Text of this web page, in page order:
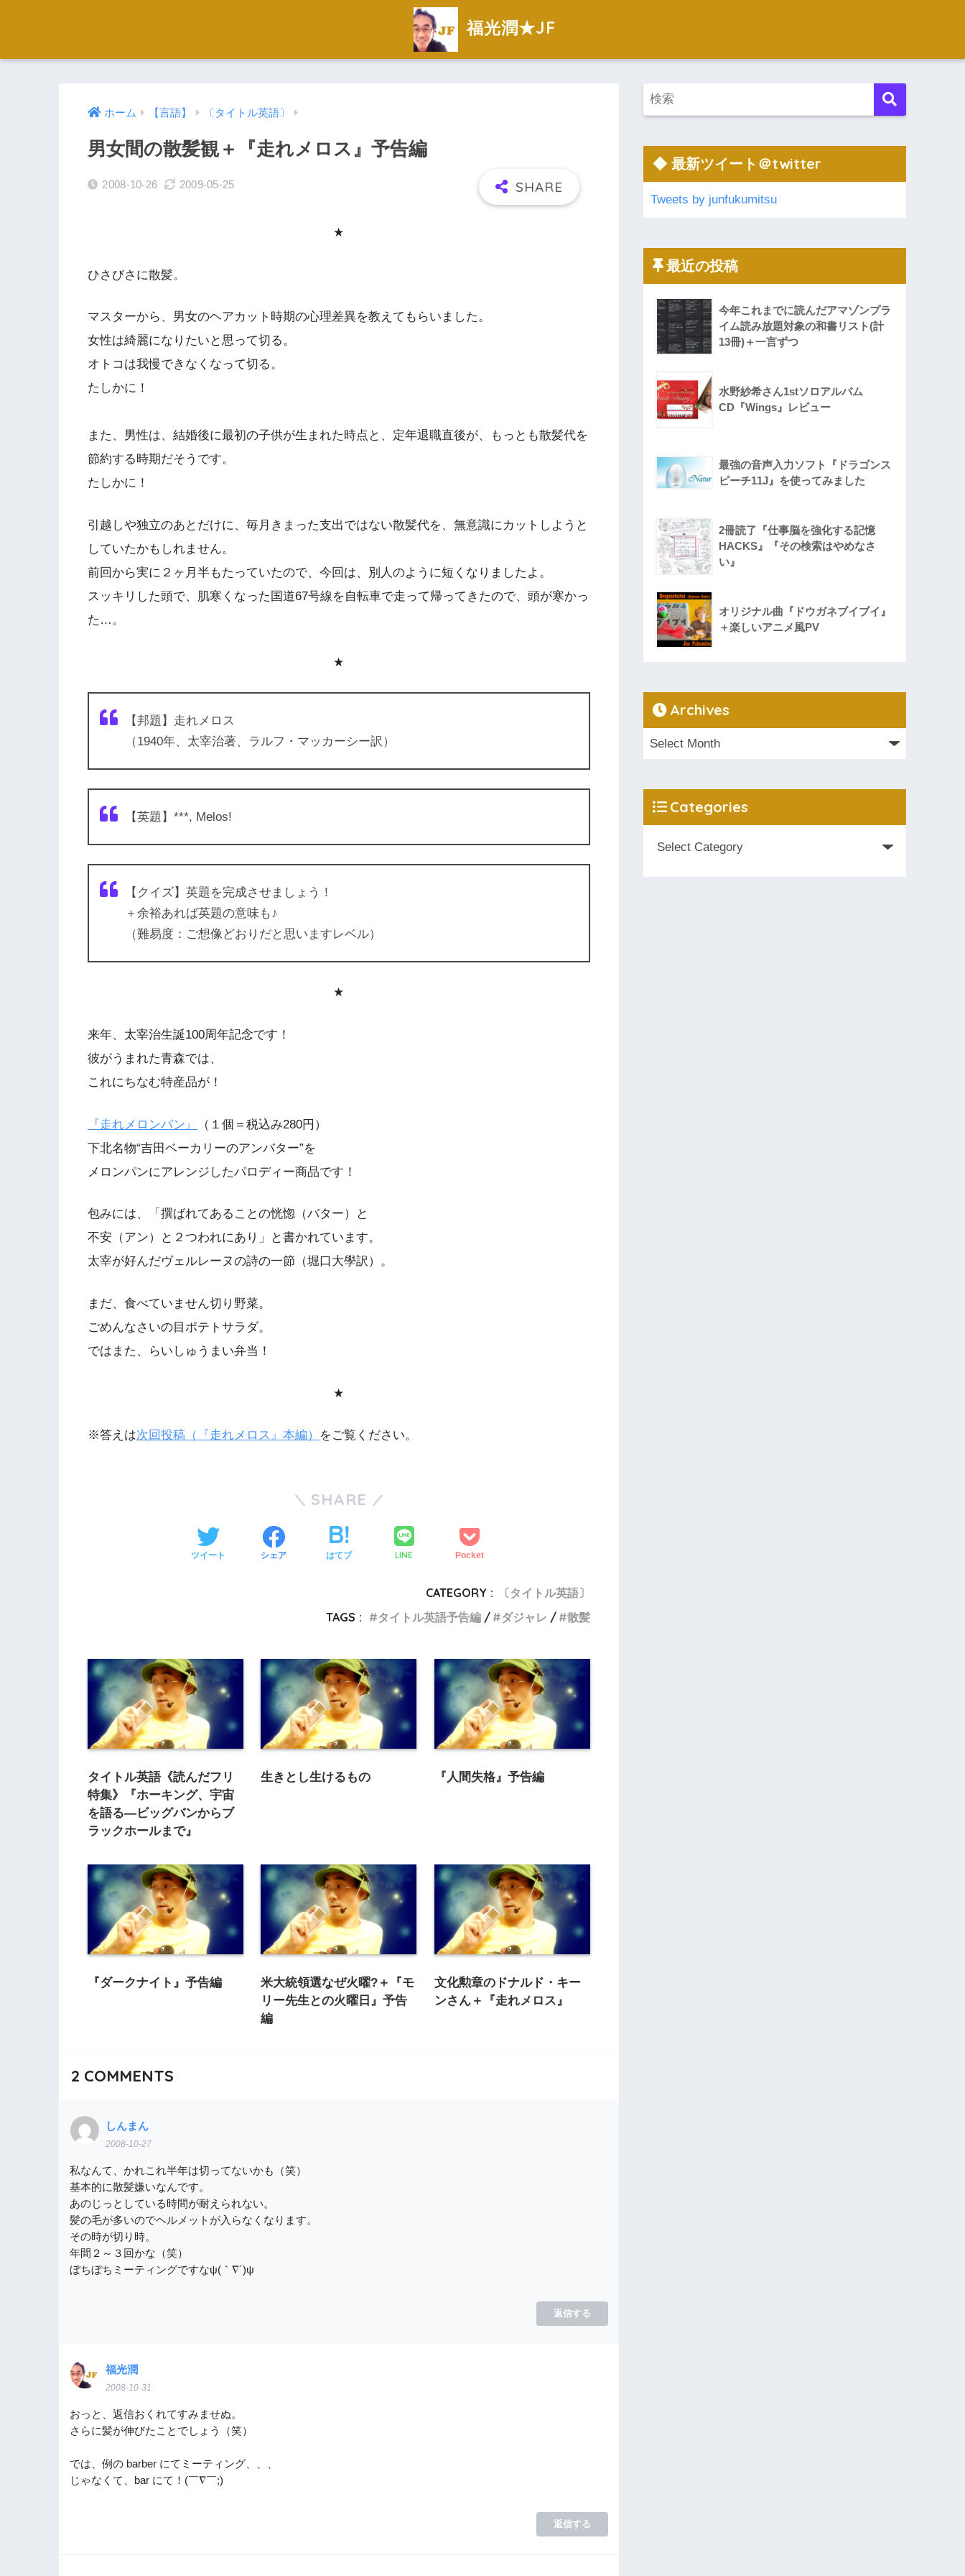
福光潤★JF
ホーム 【言語】 〔タイトル英語〕
男女間の散髪観＋『走れメロス』予告編
2008-10-26 2009-05-25
★
ひさびさに散髪。
マスターから、男女のヘアカット時期の心理差異を教えてもらいました。
女性は綺麗になりたいと思って切る。
オトコは我慢できなくなって切る。
たしかに！
また、男性は、結婚後に最初の子供が生まれた時点と、定年退職直後が、もっとも散髪代を
節約する時期だそうです。
たしかに！
引越しや独立のあとだけに、毎月きまった支出ではない散髪代を、無意識にカットしようと
していたかもしれません。
前回から実に２ヶ月半もたっていたので、今回は、別人のように短くなりましたよ。
スッキリした頭で、肌寒くなった国道67号線を自転車で走って帰ってきたので、頭が寒かっ
た…。
★
【邦題】走れメロス
（1940年、太宰治著、ラルフ・マッカーシー訳）
【英題】***, Melos!
【クイズ】英題を完成させましょう！
＋余裕あれば英題の意味も♪
（難易度：ご想像どおりだと思いますレベル）
★
来年、太宰治生誕100周年記念です！
彼がうまれた青森では、
これにちなむ特産品が！
『走れメロンパン』
（１個＝税込み280円）
下北名物“吉田ベーカリーのアンバター”を
メロンパンにアレンジしたパロディー商品です！
包みには、「撰ばれてあることの恍惚（バター）と
不安（アン）と２つわれにあり」と書かれています。
太宰が好んだヴェルレーヌの詩の一節（堀口大學訳）。
まだ、食べていません切り野菜。
ごめんなさいの目ポテトサラダ。
ではまた、らいしゅうまい弁当！
★
※答えは次回投稿（『走れメロス』本編） をご覧ください。
SHARE
ツイート シェア はてブ LINE Pocket
CATEGORY :
〔タイトル英語〕
TAGS :
タイトル英語予告編 ダジャレ 散髪
タイトル英語《読んだフリ
特集》『ホーキング、宇宙
を語る―ビッグバンからブ
ラックホールまで』
生きとし生けるもの 『人間失格』予告編
『ダークナイト』予告編
米大統領選なぜ火曜?＋『モ
リー先生との火曜日』予告
編
文化勲章のドナルド・キー
ンさん＋『走れメロス』
2 COMMENTS
しんまん
2008-10-27
私なんて、かれこれ半年は切ってないかも（笑）
基本的に散髪嫌いなんです。
あのじっとしている時間が耐えられない。
髪の毛が多いのでヘルメットが入らなくなります。
その時が切り時。
年間２～３回かな（笑）
ぼちぼちミーティングですなψ(｀∇´)ψ
返信する
福光潤
2008-10-31
おっと、返信おくれてすみませぬ。
さらに髪が伸びたことでしょう（笑）
では、例の barber にてミーティング、、、
じゃなくて、bar にて！(￣∇￣;)
返信する
◆ 最新ツイート＠twitter
Tweets by junfukumitsu
最近の投稿
今年これまでに読んだアマゾンプラ
イム読み放題対象の和書リスト(計
13冊)＋一言ずつ
水野紗希さん1stソロアルバム
CD『Wings』レビュー
最強の音声入力ソフト『ドラゴンス
ピーチ11J』を使ってみました
2冊読了『仕事脳を強化する記憶
HACKS』『その検索はやめなさ
い』
オリジナル曲『ドウガネブイブイ』
＋楽しいアニメ風PV
Archives
Categories